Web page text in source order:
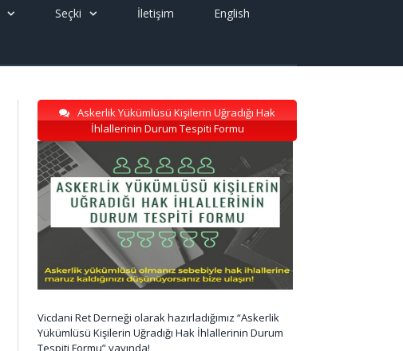
Seçki İletişim English
Askerlik Yükümlüsü Kişilerin Uğradığı Hak
İhlallerinin Durum Tespiti Formu
Vicdani Ret Derneği olarak hazırladığımız “Askerlik
Yükümlüsü Kişilerin Uğradığı Hak İhlallerinin Durum
Tespiti Formu” yayında!